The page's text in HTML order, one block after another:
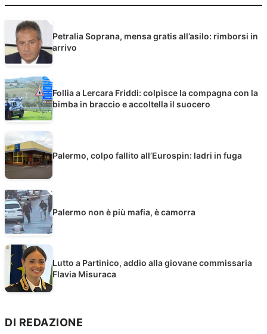
Petralia Soprana, mensa gratis all’asilo: rimborsi in
arrivo
Follia a Lercara Friddi: colpisce la compagna con la
bimba in braccio e accoltella il suocero
Palermo, colpo fallito all’Eurospin: ladri in fuga
Palermo non è più mafia, è camorra
Lutto a Partinico, addio alla giovane commissaria
Flavia Misuraca
DI REDAZIONE